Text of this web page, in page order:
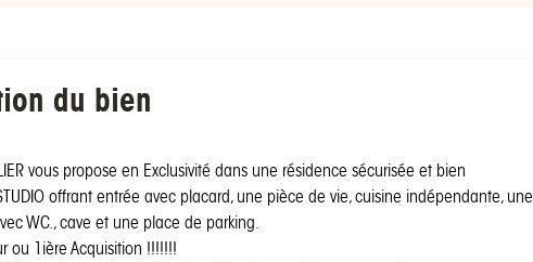
du bien
vous propose en Exclusivité dans une résidence sécurisée et bien
offrant entrée avec placard, une pièce de vie, cuisine indépendante, une
WC., cave et une place de parking.
ou 1ière Acquisition !!!!!!!